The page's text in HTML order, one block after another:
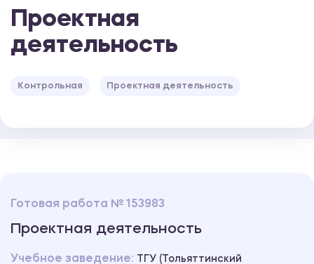
Проектная
деятельность
Контрольная Проектная деятельность
Готовая работа № 153983
Проектная деятельность
Учебное заведение:
ТГУ (Тольяттинский